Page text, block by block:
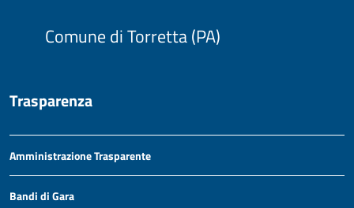
Comune di Torretta (PA)
Trasparenza
Amministrazione Trasparente
Bandi di Gara